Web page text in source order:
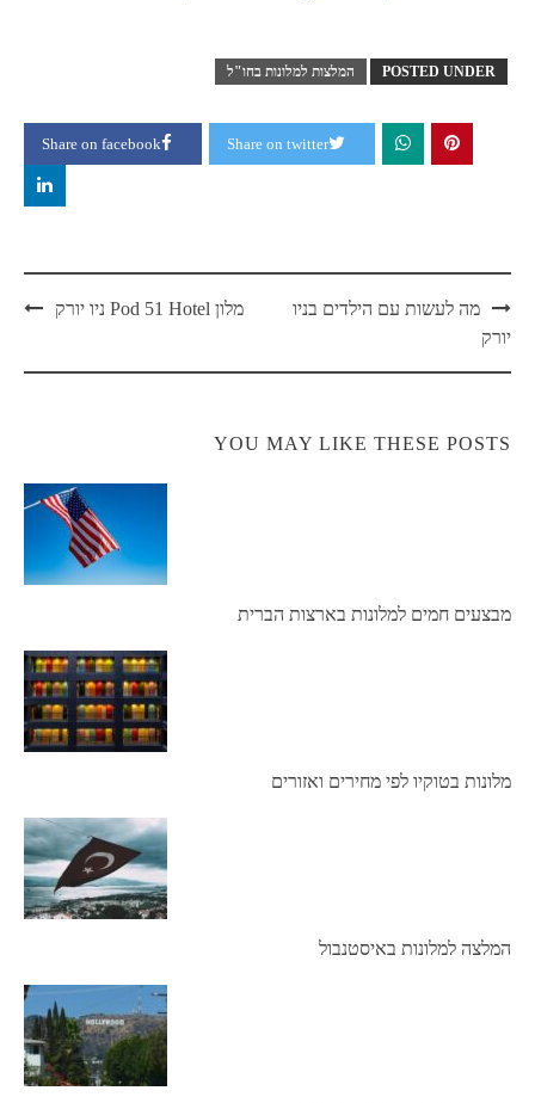
POSTED UNDER המלצות למלונות בחו"ל
Share on facebook Share on twitter
Post
navigation
מה לעשות עם הילדים בניו
יורק
מלון Pod 51 Hotel ניו יורק
YOU MAY LIKE THESE POSTS
מבצעים חמים למלונות בארצות הברית
מלונות בטוקיו לפי מחירים ואזורים
המלצה למלונות באיסטנבול